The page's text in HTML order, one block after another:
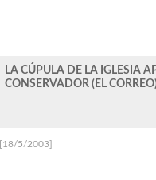
LA CÚPULA DE LA IGLESIA
CONSERVADOR (EL
[18/5/2003]